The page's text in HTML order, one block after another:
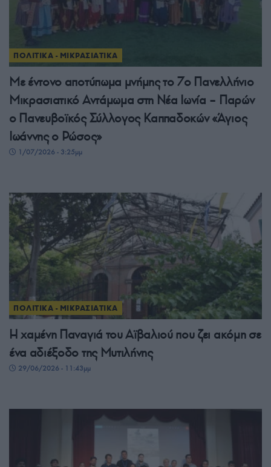
ΠΟΛΙΤΙΚΑ - ΜΙΚΡΑΣΙΑΤΙΚΑ
Με έντονο αποτύπωμα μνήμης το 7ο Πανελλήνιο
Μικρασιατικό Αντάμωμα στη Νέα Ιωνία – Παρών
ο Πανευβοϊκός Σύλλογος Καππαδοκών «Άγιος
Ιωάννης ο Ρώσος»
1/07/2026 - 3:25μμ
ΠΟΛΙΤΙΚΑ - ΜΙΚΡΑΣΙΑΤΙΚΑ
Η χαμένη Παναγιά του Αϊβαλιού που ζει ακόμη σε
ένα αδιέξοδο της Μυτιλήνης
29/06/2026 - 11:43μμ